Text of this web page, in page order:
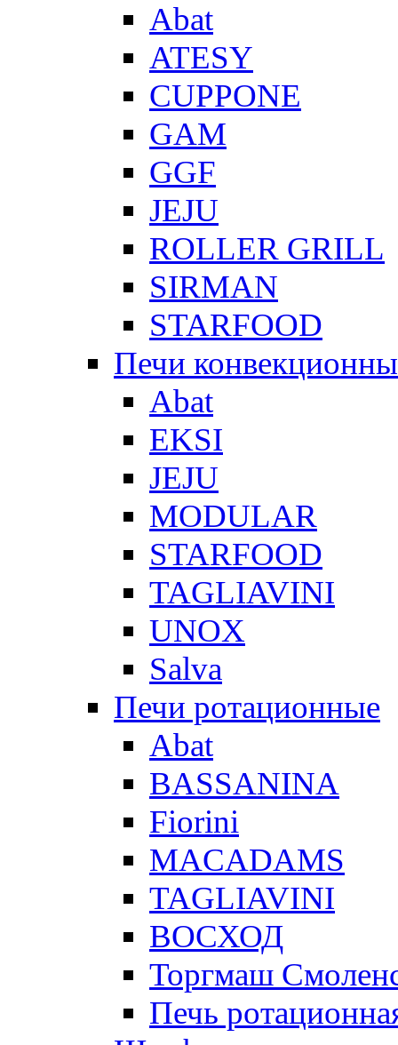
Abat
ATESY
CUPPONE
GAM
GGF
JEJU
ROLLER GRILL
SIRMAN
STARFOOD
Печи
Abat
EKSI
JEJU
MODULAR
STARFOOD
TAGLIAVINI
UNOX
Salva
Печи ротационные
Abat
BASSANINA
Fiorini
MACADAMS
TAGLIAVINI
ВОСХОД
Торгмаш
Печь